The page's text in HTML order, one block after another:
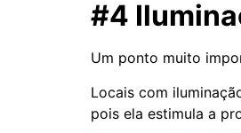
#4
Um ponto muito
Locais com
pois ela estimula a